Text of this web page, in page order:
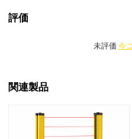
評価
未評価 今
関連製品